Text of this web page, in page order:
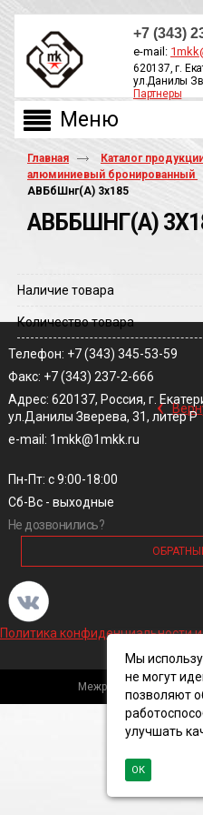
+7 (343)
e-mail:
620137, г.
ул.Данилы
Партнеры
Главная Каталог
алюминиевый бронированный
АВБбШнг(A) 3х185
АВББШНГ(A)
Наличие товара
Количество товара
‹
Телефон: +7 (343) 345-53-59
Факс: +7 (343) 237-2-666
Адрес: 620137, Россия, г.
ул.Данилы Зверева, 31, литер Р
e-mail: 1mkk@1mkk.ru
Пн-Пт: с 9:00-18:00
Сб-Вс - выходные
Не дозвонились?
Политика конфиденциальности
Межрегиональная
Мы
не могут
позволяют
улучшать
ОК